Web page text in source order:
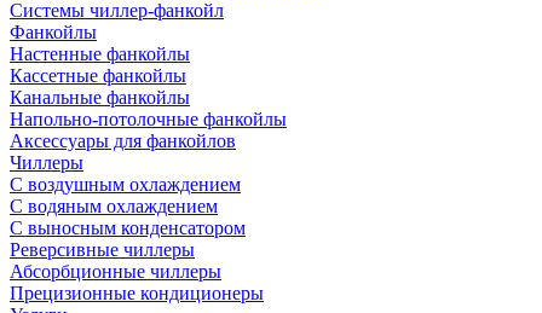
Системы чиллер-фанкойл
Фанкойлы
Настенные фанкойлы
Кассетные фанкойлы
Канальные фанкойлы
Напольно-потолочные фанкойлы
Аксессуары для фанкойлов
Чиллеры
С воздушным охлаждением
С водяным охлаждением
С выносным конденсатором
Реверсивные чиллеры
Абсорбционные чиллеры
Прецизионные кондиционеры